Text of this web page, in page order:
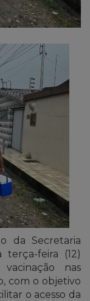
da Secretaria
terça-feira (12)
nas
com o objetivo
o acesso da